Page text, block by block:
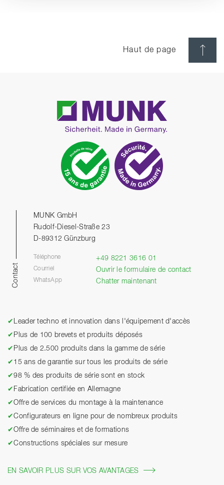
Haut de page
Contact
MUNK GmbH
Rudolf-Diesel-Straße 23
D-89312 Günzburg
Téléphone +49 8221 3616 01
Courriel Ouvrir le formulaire de contact
WhatsApp Chatter maintenant
✔ Leader techno et innovation dans l'équipement d'accès
✔ Plus de 100 brevets et produits déposés
✔ Plus de 2.500 produits dans la gamme de série
✔ 15 ans de garantie sur tous les produits de série
✔98 % des produits de série sont en stock
✔ Fabrication certifiée en Allemagne
✔Offre de services du montage à la maintenance
✔Configurateurs en ligne pour de nombreux produits
✔Offre de séminaires et de formations
✔Constructions spéciales sur mesure
EN SAVOIR PLUS SUR VOS AVANTAGES